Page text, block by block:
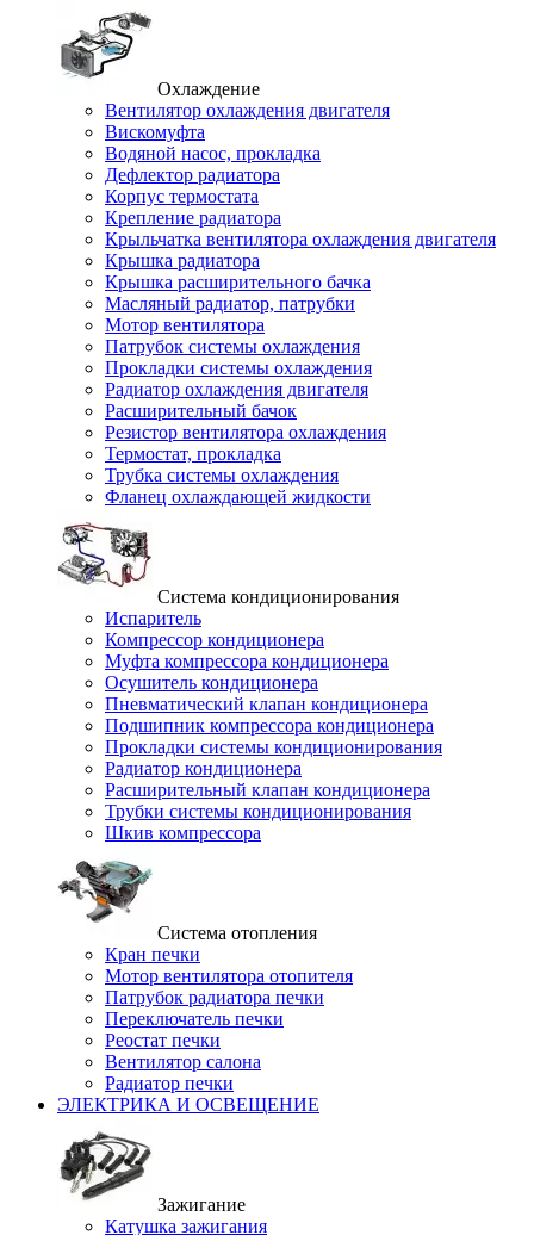
Охлаждение
Вентилятор охлаждения двигателя
Вискомуфта
Водяной насос, прокладка
Дефлектор радиатора
Корпус термостата
Крепление радиатора
Крыльчатка вентилятора охлаждения двигателя
Крышка радиатора
Крышка расширительного бачка
Масляный радиатор, патрубки
Мотор вентилятора
Патрубок системы охлаждения
Прокладки системы охлаждения
Радиатор охлаждения двигателя
Расширительный бачок
Резистор вентилятора охлаждения
Термостат, прокладка
Трубка системы охлаждения
Фланец охлаждающей жидкости
Система кондиционирования
Испаритель
Компрессор кондиционера
Муфта компрессора кондиционера
Осушитель кондиционера
Пневматический клапан кондиционера
Подшипник компрессора кондиционера
Прокладки системы кондиционирования
Радиатор кондиционера
Расширительный клапан кондиционера
Трубки системы кондиционирования
Шкив компрессора
Система отопления
Кран печки
Мотор вентилятора отопителя
Патрубок радиатора печки
Переключатель печки
Реостат печки
Вентилятор салона
Радиатор печки
ЭЛЕКТРИКА И ОСВЕЩЕНИЕ
Зажигание
Катушка зажигания